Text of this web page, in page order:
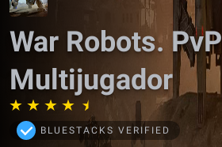
War Robots. PvP
Multijugador
BLUESTACKS VERIFIED